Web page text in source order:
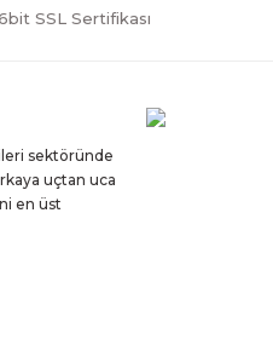
SSL Sertifikası
sektöründe
uçtan uca
en üst